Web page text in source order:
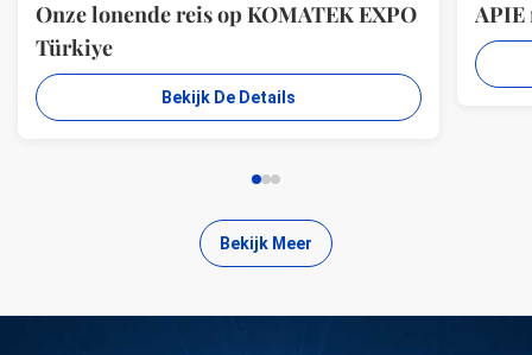
Onze lonende reis op KOMATEK EXPO
Türkiye
Bekijk De Details
APIE
Bekijk Meer